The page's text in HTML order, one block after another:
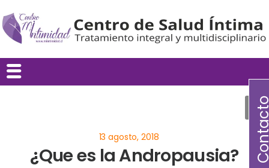
¿Que es la Andropausia?